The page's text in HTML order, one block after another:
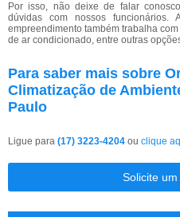
Por isso, não deixe de falar
dúvidas com nossos
empreendimento também trabalha
de ar condicionado, entre outras
Para saber mais sobre
Climatização de
Paulo
Ligue para (17) 3223-4204 ou clique
Solicite